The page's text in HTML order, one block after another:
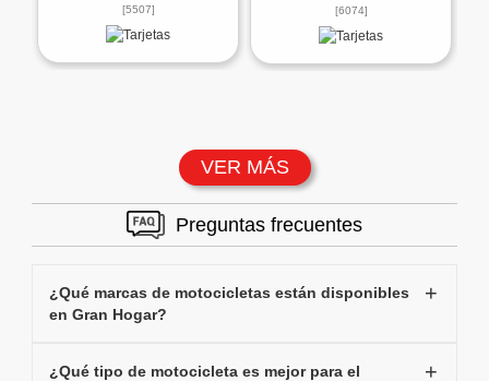
[5507] [6074]
VER MÁS
Preguntas frecuentes
¿Qué marcas de motocicletas están disponibles
en Gran Hogar?
¿Qué tipo de motocicleta es mejor para el